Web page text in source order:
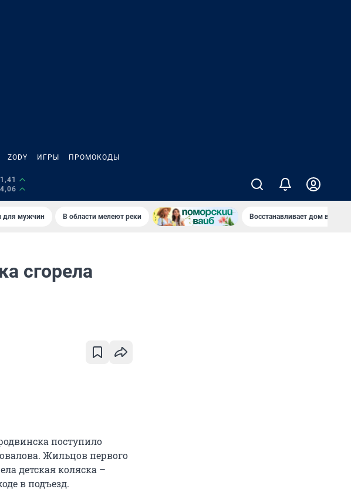
ZODY ИГРЫ ПРОМОКОДЫ
для мужчин В области мелеют реки Восстанавливает дом в
сгорела
поступило
Жильцов первого
детская коляска –
в подъезд.